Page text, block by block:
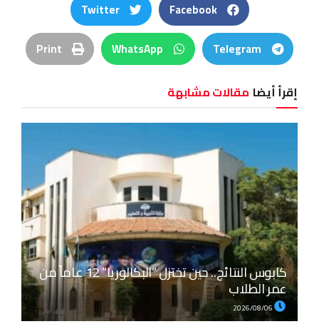
Facebook
Twitter
Telegram
WhatsApp
Print
إقرأ أيضا مقالات مشابهة
كابوس النتائج.. حين تختزل “البكالوريا” 12 عاماً من
عمر الطلاب